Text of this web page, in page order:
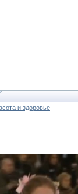
и здоровье